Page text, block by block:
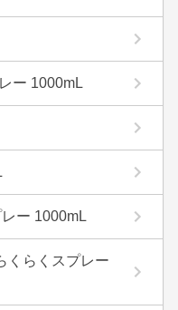
ー 1000mL
ー 1000mL
くらくスプレー